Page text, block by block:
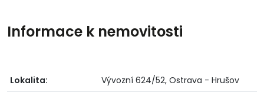
Informace k nemovitosti
Lokalita:
Vývozní 624/52, Ostrava - Hrušov